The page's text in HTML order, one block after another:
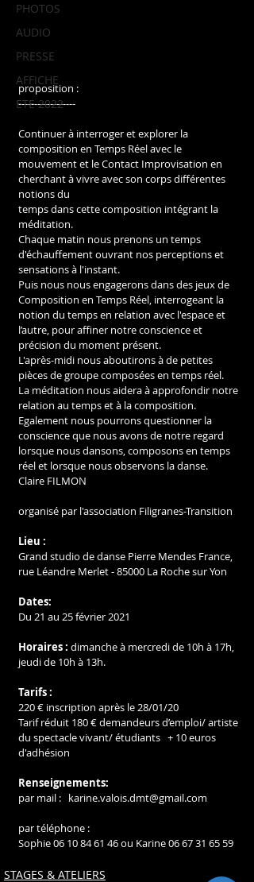
PHOTOS
AUDIO
PRESSE
AFFICHE
ETE 2022
proposition :
------------------
Continuer à interroger et explorer la
composition en Temps Réel avec le
mouvement et le Contact Improvisation en
cherchant à vivre avec son corps différentes
notions du
temps dans cette composition intégrant la
méditation.
Chaque matin nous prenons un temps
d'échauffement ouvrant nos perceptions et
sensations à l'instant.
Puis nous nous engagerons dans des jeux de
Composition en Temps Réel, interrogeant la
notion du temps en relation avec l'espace et
l’autre, pour affiner notre conscience et
précision du moment présent.
L'après-midi nous aboutirons à de petites
pièces de groupe composées en temps réel.
La méditation nous aidera à approfondir notre
relation au temps et à la composition.
Egalement nous pourrons questionner la
conscience que nous avons de notre regard
lorsque nous dansons, composons en temps
réel et lorsque nous observons la danse.
Claire FILMON
organisé par l'association Filigranes-Transition
Lieu :
Grand studio de danse Pierre Mendes France,
rue Léandre Merlet - 85000 La Roche sur Yon
Dates:
Du 21 au 25 février 2021
Horaires : dimanche à mercredi de 10h à 17h,
jeudi de 10h à 13h.
Tarifs :
220 € inscription après le 28/01/20
Tarif réduit 180 € demandeurs d’emploi/ artiste
du spectacle vivant/ étudiants   + 10 euros
d'adhésion
Renseignements:
par mail :   karine.valois.dmt@gmail.com
par téléphone :
Sophie 06 10 84 61 46 ou Karine 06 67 31 65 59
STAGES & ATELIERS